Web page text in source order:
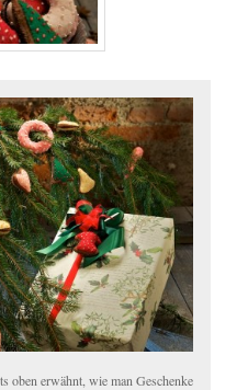
oben erwähnt, wie man Geschenke